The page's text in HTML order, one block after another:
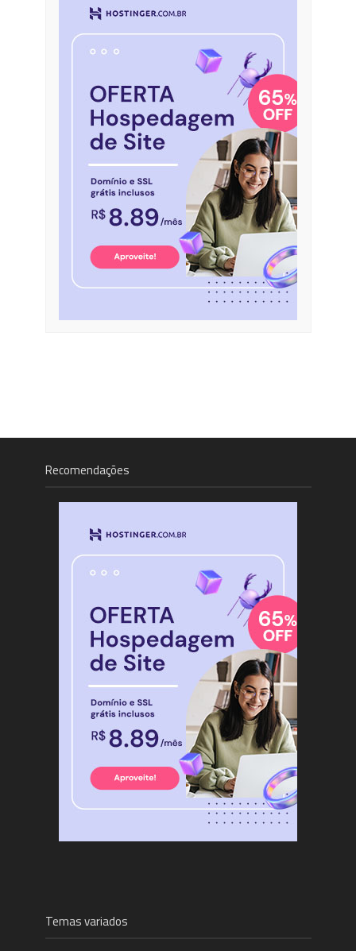
Recomendações
Temas variados